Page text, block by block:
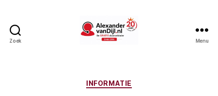
Zoek Menu
Categorieën
INFORMATIE